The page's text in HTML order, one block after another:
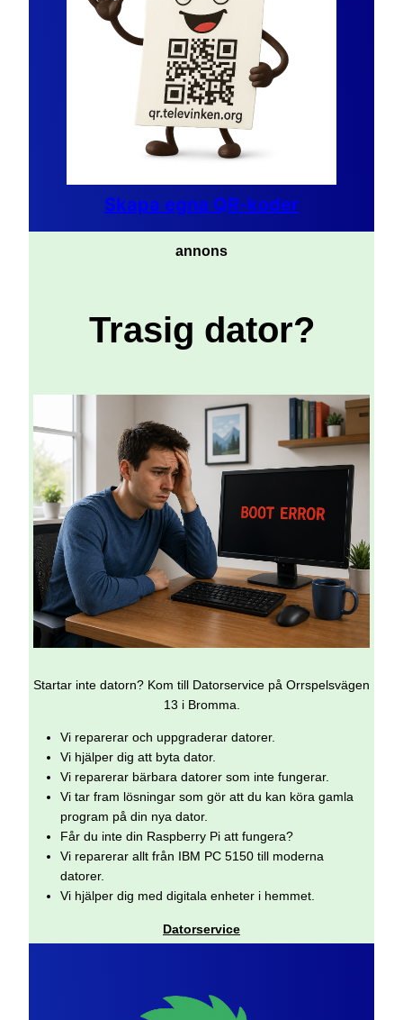
Skapa egna QR-koder
annons
Trasig dator?
Startar inte datorn? Kom till Datorservice på Orrspelsvägen
13 i Bromma.
Vi reparerar och uppgraderar datorer.
Vi hjälper dig att byta dator.
Vi reparerar bärbara datorer som inte fungerar.
Vi tar fram lösningar som gör att du kan köra gamla
program på din nya dator.
Får du inte din Raspberry Pi att fungera?
Vi reparerar allt från IBM PC 5150 till moderna
datorer.
Vi hjälper dig med digitala enheter i hemmet.
Datorservice